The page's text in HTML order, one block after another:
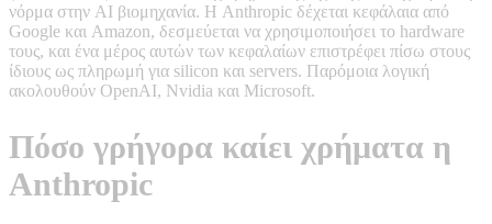
νόρμα στην AI βιομηχανία. Η Anthropic δέχεται κεφάλαια από
Google και Amazon, δεσμεύεται να χρησιμοποιήσει το hardware
τους, και ένα μέρος αυτών των κεφαλαίων επιστρέφει πίσω στους
ίδιους ως πληρωμή για silicon και servers. Παρόμοια λογική
ακολουθούν OpenAI, Nvidia και Microsoft.
Πόσο γρήγορα καίει χρήματα η
Anthropic